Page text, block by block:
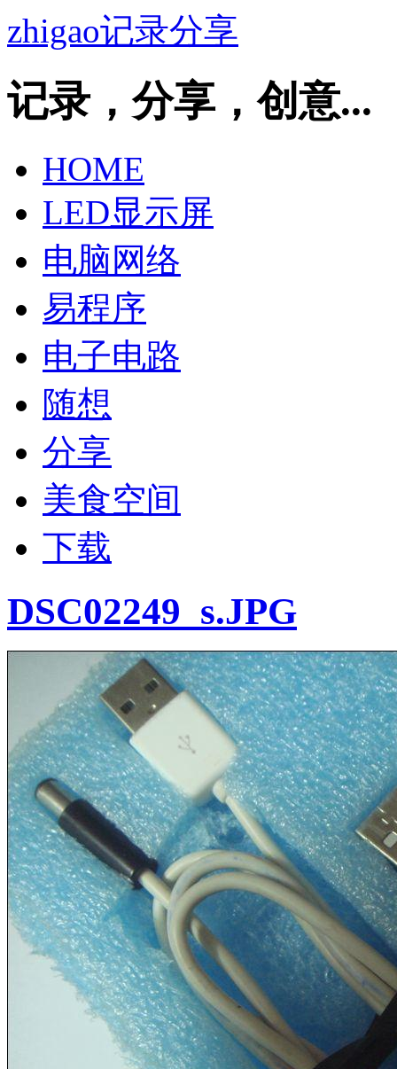
zhigao记录分享
记录，分享，创意...
HOME
LED显示屏
电脑网络
易程序
电子电路
随想
分享
美食空间
下载
DSC02249_s.JPG